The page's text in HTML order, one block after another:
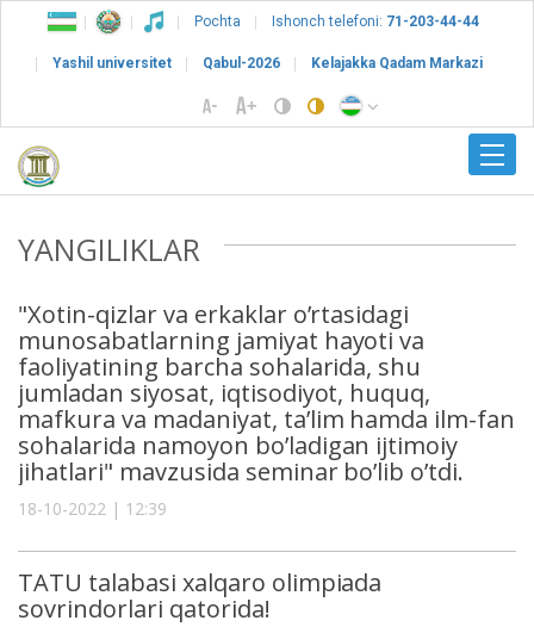
Pochta Ishonch telefoni: 71-203-44-44
Yashil universitet Qabul-2026 Kelajakka Qadam Markazi
YANGILIKLAR
"Xotin-qizlar va erkaklar oʼrtasidagi
munosabatlarning jamiyat hayoti va
faoliyatining barcha sohalarida, shu
jumladan siyosat, iqtisodiyot, huquq,
mafkura va madaniyat, taʼlim hamda ilm-fan
sohalarida namoyon boʼladigan ijtimoiy
jihatlari" mavzusida seminar boʼlib oʼtdi.
18-10-2022 | 12:39
TATU talabasi xalqaro olimpiada
sovrindorlari qatorida!